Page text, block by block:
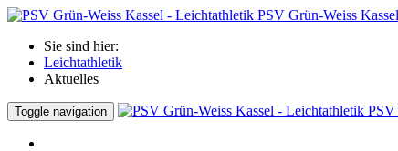
PSV Grün-Weiss
Sie sind hier:
Leichtathletik
Aktuelles
Toggle navigation PSV